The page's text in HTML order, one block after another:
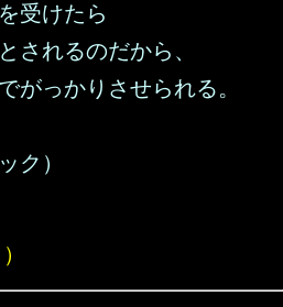
受けたら
されるのだから、
がっかりさせられる。
ク）
）